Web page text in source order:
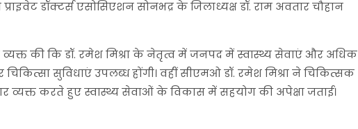
डॉक्टर्स एसोसिएशन सोनभद्र के जिलाध्यक्ष डॉ. राम अवतार चौहान
की कि डॉ. रमेश मिश्रा के नेतृत्व में जनपद में स्वास्थ्य सेवाएं और अधिक
सुविधाएं उपलब्ध होंगी। वहीं सीएमओ डॉ. रमेश मिश्रा ने चिकित्सक
व्यक्त करते हुए स्वास्थ्य सेवाओं के विकास में सहयोग की अपेक्षा जताई।